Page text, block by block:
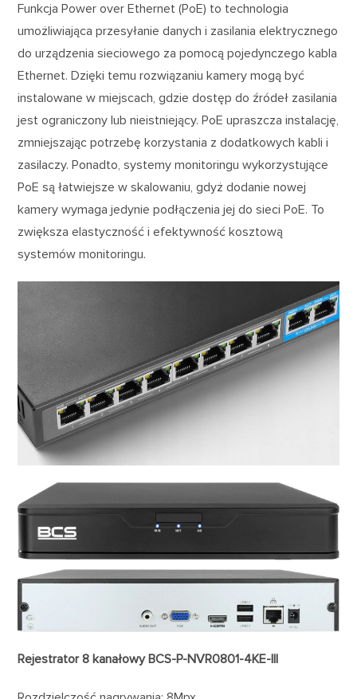
Funkcja Power over Ethernet (PoE) to technologia
umożliwiająca przesyłanie danych i zasilania elektrycznego
do urządzenia sieciowego za pomocą pojedynczego kabla
Ethernet. Dzięki temu rozwiązaniu kamery mogą być
instalowane w miejscach, gdzie dostęp do źródeł zasilania
jest ograniczony lub nieistniejący. PoE upraszcza instalację,
zmniejszając potrzebę korzystania z dodatkowych kabli i
zasilaczy. Ponadto, systemy monitoringu wykorzystujące
PoE są łatwiejsze w skalowaniu, gdyż dodanie nowej
kamery wymaga jedynie podłączenia jej do sieci PoE. To
zwiększa elastyczność i efektywność kosztową
systemów monitoringu.
Rejestrator 8 kanałowy BCS-P-NVR0801-4KE-III